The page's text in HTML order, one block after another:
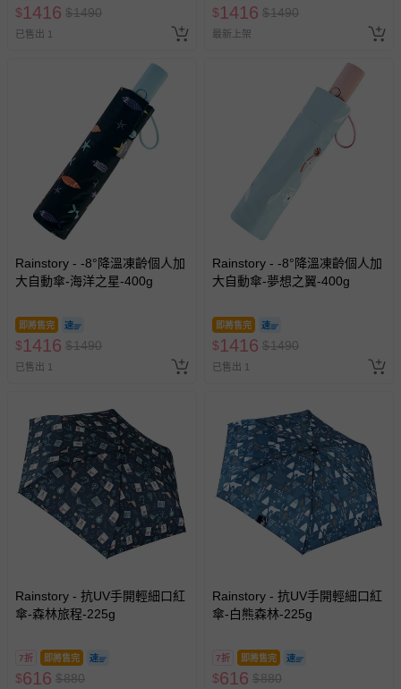
$1416 $1490
已售出 1
$1416 $1490
最新上架
Rainstory - -8°降溫凍齡個人加
大自動傘-海洋之星-400g
即將售完
$1416 $1490
已售出 1
Rainstory - -8°降溫凍齡個人加
大自動傘-夢想之翼-400g
即將售完
$1416 $1490
已售出 1
Rainstory - 抗UV手開輕細口紅
傘-森林旅程-225g
7折 即將售完
$616 $880
Rainstory - 抗UV手開輕細口紅
傘-白熊森林-225g
7折 即將售完
$616 $880